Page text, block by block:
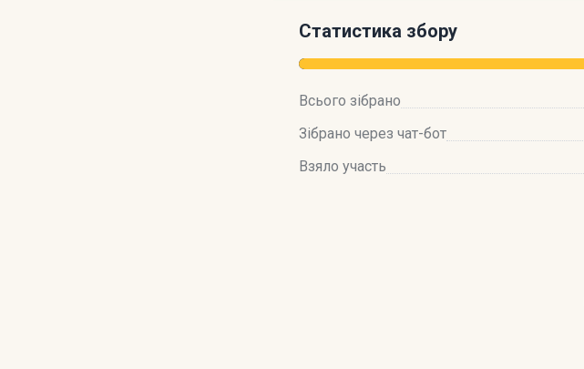
Статистика збору
Всього зібрано
Зібрано через чат-бот
Взяло участь